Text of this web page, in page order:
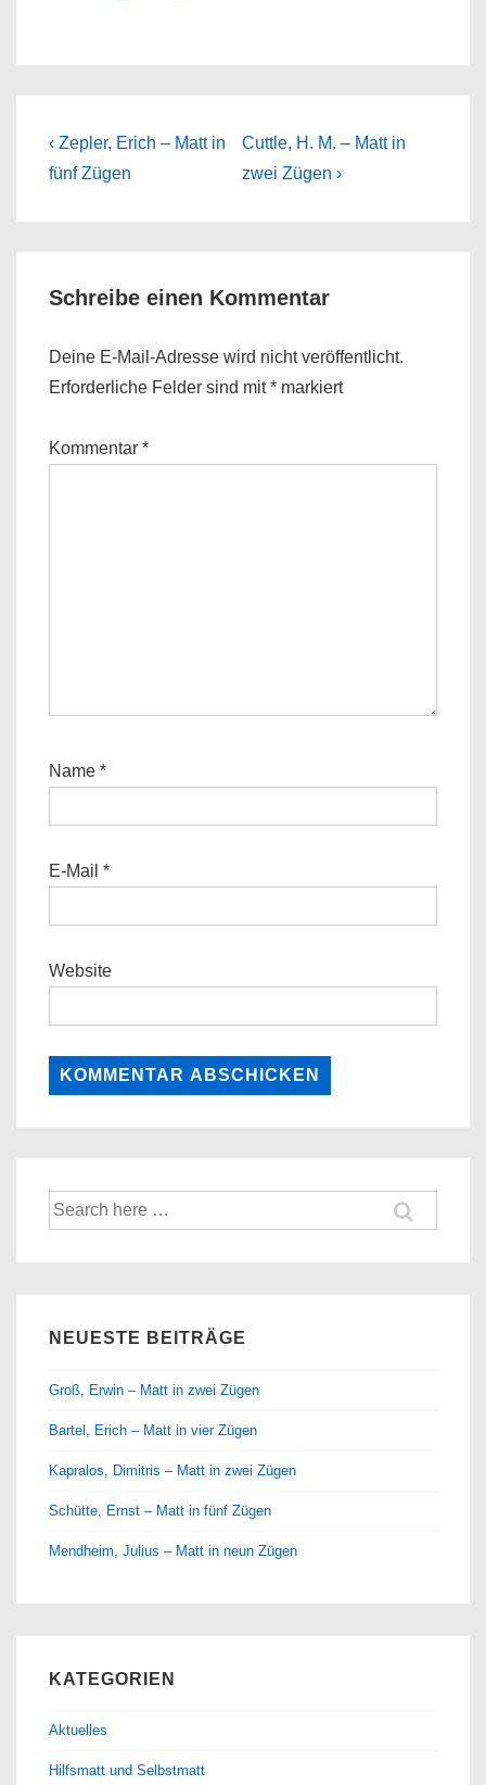
Beitragsnavigation
Previous
Post
‹ Zepler, Erich – Matt in
fünf Zügen
Next
Post
Cuttle, H. M. – Matt in
zwei Zügen ›
Schreibe einen Kommentar
Deine E-Mail-Adresse wird nicht veröffentlicht.
Erforderliche Felder sind mit* markiert
Kommentar *
Name *
E-Mail *
Website
Suche
nach:
NEUESTE BEITRÄGE
Groß, Erwin – Matt in zwei Zügen
Bartel, Erich – Matt in vier Zügen
Kapralos, Dimitris – Matt in zwei Zügen
Schütte, Ernst – Matt in fünf Zügen
Mendheim, Julius – Matt in neun Zügen
KATEGORIEN
Aktuelles
Hilfsmatt und Selbstmatt